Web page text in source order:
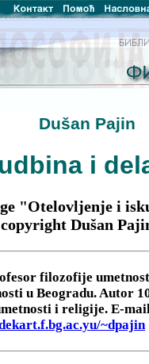
Dušan Pajin
i
"Otelovljenje i
Dušan
filozofije
u Beogradu. Autor
i religije. E-
~dpajin